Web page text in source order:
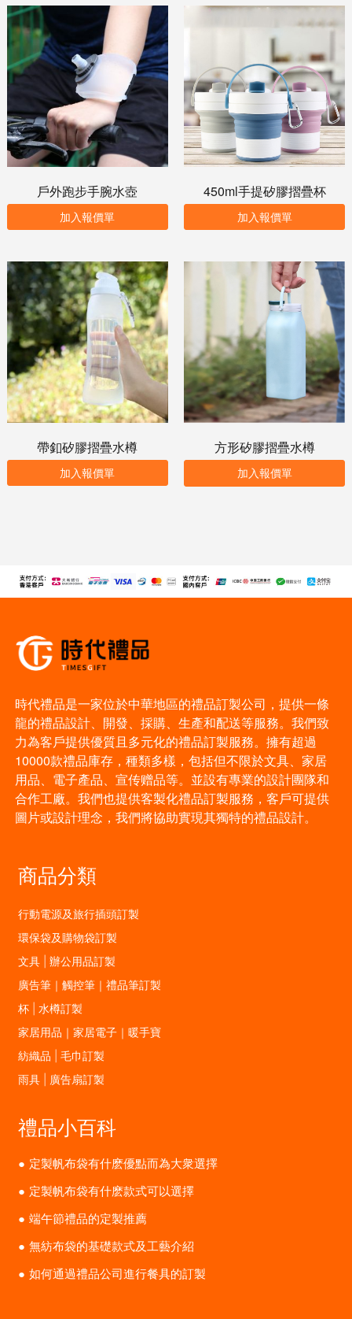
戶外跑步手腕水壺
加入報價單
450ml手提矽膠摺疊杯
加入報價單
帶釦矽膠摺疊水樽
加入報價單
方形矽膠摺疊水樽
加入報價單
時代禮品是一家位於中華地區的禮品訂製公司，提供一條
龍的禮品設計、開發、採購、生產和配送等服務。我們致
力為客戶提供優質且多元化的禮品訂製服務。擁有超過
10000款禮品庫存，種類多樣，包括但不限於文具、家居
用品、電子產品、宣传赠品等。並設有專業的設計團隊和
合作工廠。我們也提供客製化禮品訂製服務，客戶可提供
圖片或設計理念，我們將協助實現其獨特的禮品設計。
商品分類
行動電源及旅行插頭訂製
環保袋及購物袋訂製
文具 | 辦公用品訂製
廣告筆｜觸控筆｜禮品筆訂製
杯 | 水樽訂製
家居用品｜家居電子｜暖手寶
紡織品 | 毛巾訂製
雨具 | 廣告扇訂製
禮品小百科
定製帆布袋有什麽優點而為大衆選擇
定製帆布袋有什麽款式可以選擇
端午節禮品的定製推薦
無紡布袋的基礎款式及工藝介紹
如何通過禮品公司進行餐具的訂製